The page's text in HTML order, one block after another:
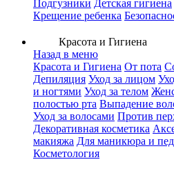
Подгузники Детская гигиена
Крещение ребенка
Красота и Гигиена
Назад в меню
Красота и Гигиена От пота
Депиляция Уход за лицом
и ногтями Уход за телом
полостью рта Выпадение
Уход за волосами Против
Декоративная косметика
макияжа Для маникюра и
Косметология